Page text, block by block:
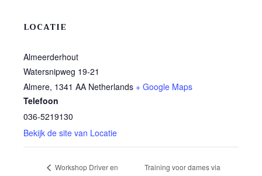
LOCATIE
Almeerderhout
Watersnipweg 19-21
Almere, 1341 AA Netherlands + Google Maps
Telefoon
036-5219130
Bekijk de site van Locatie
Workshop Driver en
Training voor dames via